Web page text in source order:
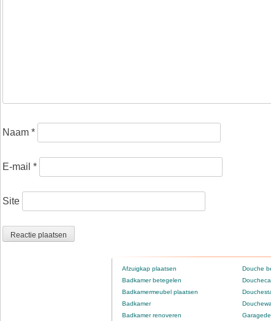
Naam *
E-mail *
Site
Afzuigkap plaatsen
Badkamer betegelen
Badkamermeubel plaatsen
Badkamer
Badkamer renoveren
Douche